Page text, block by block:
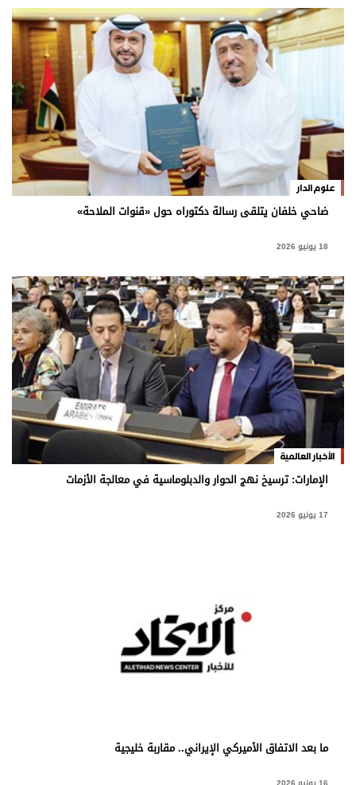
علوم الدار
ضاحي خلفان يتلقى رسالة دكتوراه حول «قنوات الملاحة»
18 يونيو 2026
الأخبار العالمية
الإمارات: ترسيخ نهج الحوار والدبلوماسية في معالجة الأزمات
17 يونيو 2026
ما بعد الاتفاق الأميركي الإيراني.. مقاربة خليجية